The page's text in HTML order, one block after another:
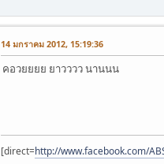
14 มกราคม 2012, 15:19:36
คอวยยยย ยาวววว นานนน
[direct=http://www.facebook.com/